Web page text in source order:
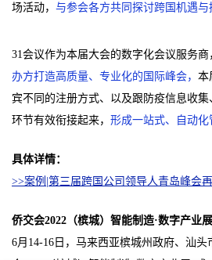
场活动， 与参会各方共同探讨跨国机遇与
31会议作为本届大会的数字化会议服务商
办方打造高质量、专业化的国际峰会， 本
宾不同的注册方式、以及跟防疫信息收
环节有效衔接起来， 形成一站式、自动化
具体详情：
>>案例|第三届跨国公司领导人青岛峰会
侨交会2022（槟城）智能制造·数字产业展
6月14-16日，马来西亚槟城州政府、汕头